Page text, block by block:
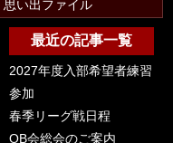
思い出ファイル
最近の記事一覧
2027年度入部希望者練習
参加
春季リーグ戦日程
OB会総会のご案内